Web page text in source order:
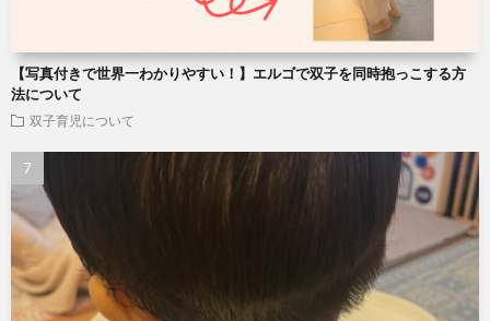
【写真付きで世界一わかりやすい！】エルゴで双子を同時抱っこする方
法について
双子育児について